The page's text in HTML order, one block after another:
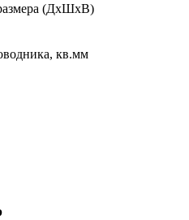
(ДхШхВ)
кв.мм